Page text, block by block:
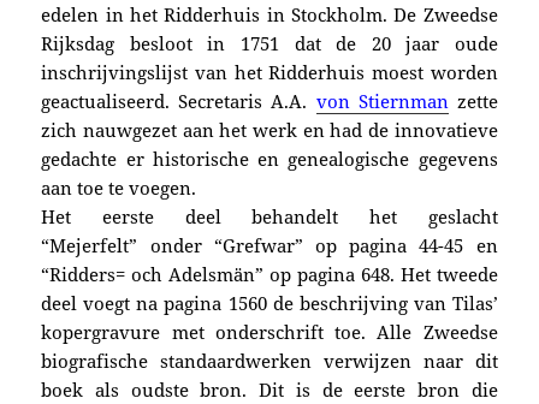
edelen in het Ridderhuis in Stockholm. De Zweedse
Rijksdag besloot in 1751 dat de 20 jaar oude
inschrijvingslijst van het Ridderhuis moest worden
geactualiseerd. Secretaris A.A. von Stiernmanzette
zich nauwgezet aan het werk en had de innovatieve
gedachte er historische en genealogische gegevens
aan toe te voegen.
Het eerste deel behandelt het geslacht
“Mejerfelt” onder “Grefwar” op pagina 44-45 en
“Ridders= och Adelsmän” op pagina 648. Het tweede
deel voegt na pagina 1560 de beschrijving van Tilas’
kopergravure met onderschrift toe. Alle Zweedse
biografische standaardwerken verwijzen naar dit
boek als oudste bron. Dit is de eerste bron die